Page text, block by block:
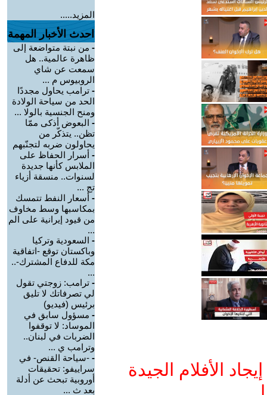
الأفلام الجيدة
المزيد.....
احدث الأخبار المهمة
- من نبتة متواضعة إلى
ظاهرة عالمية.. هل
سمعت عن شاي
الروبيوس م ...
- ترامب يحاول مجددًا
الحد من سياحة الولادة
ومنح الجنسية بالولا ...
- البعوض أذكى ممّا
تظن.. يتذكّر من
يحاولون ضربه لتجنّبهم
- أسرار الحفاظ على
الملابس كأنها جديدة
لسنوات.. منسقة أزياء
تج ...
- أسعار النفط تتمسك
بمكاسبها وسط مخاوف
من قيود إيرانية على الم
...
- السعودية وتركيا
وباكستان توقع -اتفاقية
مكة للدفاع المشترك-..
...
- ترامب: زوجتي تقول
لي تصرفاتك لا تليق
برئيس (فيديو)
- مسؤول سابق في
الموساد: لا توقفوا
الضربات في لبنان..
وترامب ي ...
- -سياحة القنص- في
سراييفو: تحقيقات
أوروبية تبحث عن أدلة
بعد ث ...